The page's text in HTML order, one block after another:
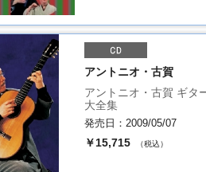
アントニオ・古賀
アントニオ・古賀 ギタ
大全集
発売日：2009/05/07
￥15,715 （税込）